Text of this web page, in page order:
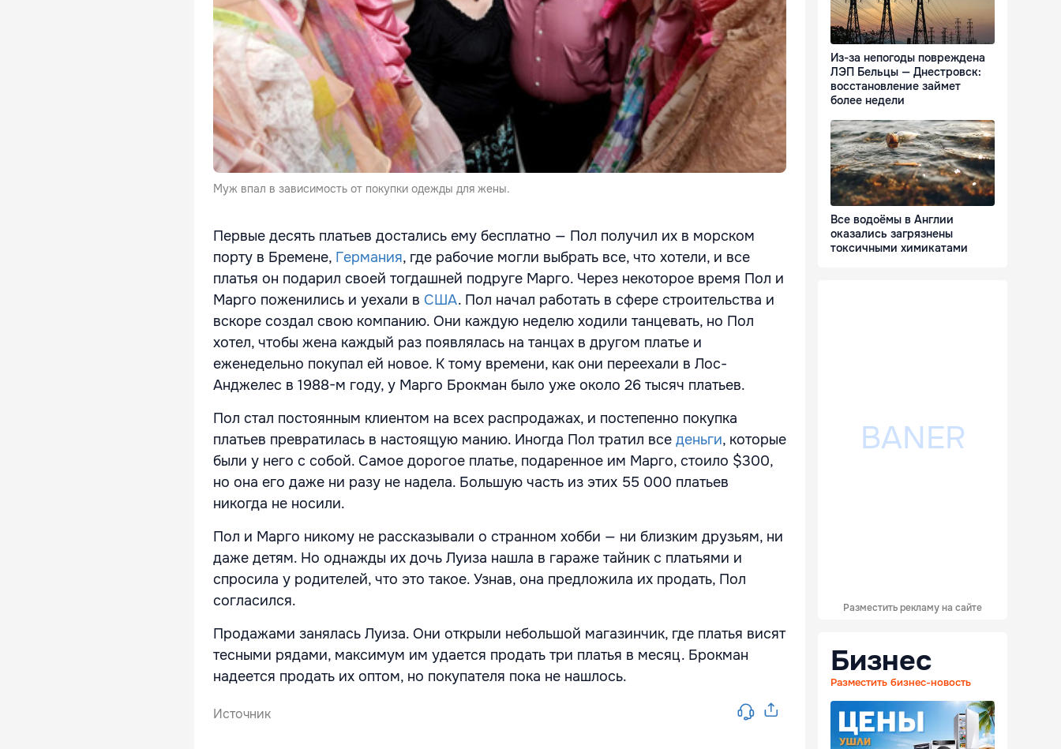
Муж впал в зависимость от покупки одежды для жены.
Первые десять платьев достались ему бесплатно — Пол получил их в морском
порту в Бремене, Германия, где рабочие могли выбрать все, что хотели, и все
платья он подарил своей тогдашней подруге Марго. Через некоторое время Пол и
Марго поженились и уехали в США. Пол начал работать в сфере строительства и
вскоре создал свою компанию. Они каждую неделю ходили танцевать, но Пол
хотел, чтобы жена каждый раз появлялась на танцах в другом платье и
еженедельно покупал ей новое. К тому времени, как они переехали в Лос-
Анджелес в 1988-м году, у Марго Брокман было уже около 26 тысяч платьев.
Пол стал постоянным клиентом на всех распродажах, и постепенно покупка
платьев превратилась в настоящую манию. Иногда Пол тратил все деньги, которые
были у него с собой. Самое дорогое платье, подаренное им Марго, стоило $300,
но она его даже ни разу не надела. Большую часть из этих 55 000 платьев
никогда не носили.
Пол и Марго никому не рассказывали о странном хобби — ни близким друзьям, ни
даже детям. Но однажды их дочь Луиза нашла в гараже тайник с платьями и
спросила у родителей, что это такое. Узнав, она предложила их продать, Пол
согласился.
Продажами занялась Луиза. Они открыли небольшой магазинчик, где платья висят
тесными рядами, максимум им удается продать три платья в месяц. Брокман
надеется продать их оптом, но покупателя пока не нашлось.
Источник
Из-за непогоды повреждена
ЛЭП Бельцы — Днестровск:
восстановление займет
более недели
Все водоёмы в Англии
оказались загрязнены
токсичными химикатами
Разместить рекламу на сайте
Бизнес
Разместить бизнес-новость